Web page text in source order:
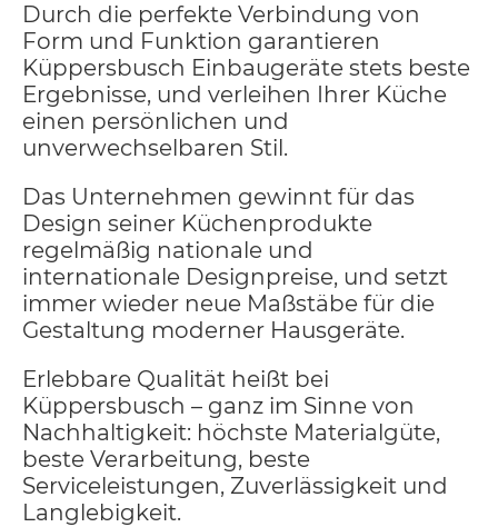
Durch die perfekte Verbindung von
Form und Funktion garantieren
Küppersbusch Einbaugeräte stets beste
Ergebnisse, und verleihen Ihrer Küche
einen persönlichen und
unverwechselbaren Stil.
Das Unternehmen gewinnt für das
Design seiner Küchenprodukte
regelmäßig nationale und
internationale Designpreise, und setzt
immer wieder neue Maßstäbe für die
Gestaltung moderner Hausgeräte.
Erlebbare Qualität heißt bei
Küppersbusch – ganz im Sinne von
Nachhaltigkeit: höchste Materialgüte,
beste Verarbeitung, beste
Serviceleistungen, Zuverlässigkeit und
Langlebigkeit.